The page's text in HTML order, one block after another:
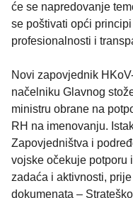
će se napredovanje
se poštivati opći
profesionalnosti i
Novi zapovjednik
načelniku Glavnog
ministru obrane na
RH na imenovanju.
Zapovjedništva i
vojske očekuje potporu
zadaća i aktivnosti,
dokumenata –